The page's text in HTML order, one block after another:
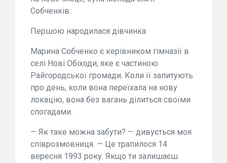
Собченків.
Першою народилася дівчинка
Марина Собченко є керівником гімназії в
селі Нові Обіходи, яке є частиною
Райгородської громади. Коли її запитують
про день, коли вона переїхала на нову
локацію, вона без вагань ділиться своїми
спогадами.
— Як таке можна забути? — дивується моя
співрозмовниця. — Це трапилося 14
вересня 1993 року. Якщо ти залишаєш